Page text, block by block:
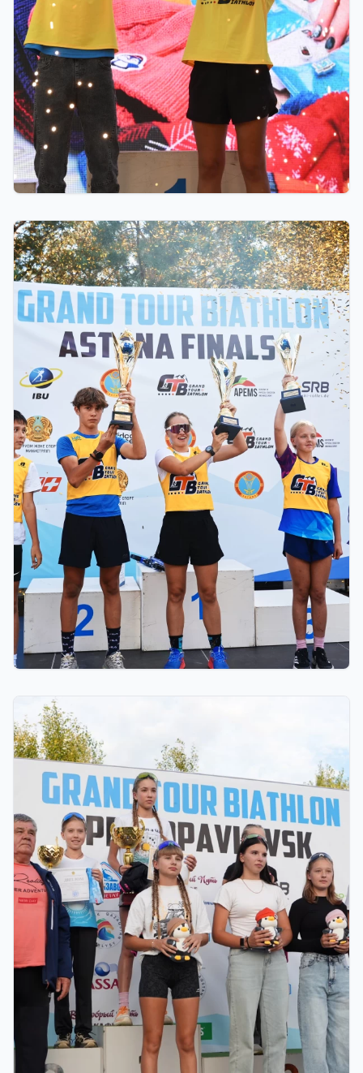
GRAND TOUR BIATHLON финалы Астанада
қалай өтті: 10 миллион теңгелік жүлде қоры,
Ербол Хамитовтың сыйақысы және хрустальді
кубоктар
ФИНАЛ: АСТАНАДА GRAND TOUR BIATHLON
ҚОРЫТЫНДЫ КЕЗЕҢІ ӨТЕДІ